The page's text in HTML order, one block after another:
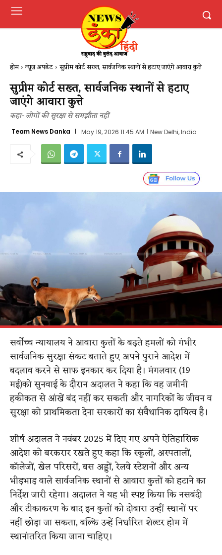
होम न्यूज़ अपडेट सुप्रीम कोर्ट सख्त, सार्वजनिक स्थानों से हटाए जाएंगे आवारा कुत्ते
सुप्रीम कोर्ट सख्त, सार्वजनिक स्थानों से हटाए
जाएंगे आवारा कुत्ते
कहा- लोगों की सुरक्षा से समझौता नहीं
Team News Danka May 19, 2026 11:45 AM New Delhi, India
सर्वोच्च न्यायालय ने आवारा कुत्तों के बढ़ते हमलों को गंभीर
सार्वजनिक सुरक्षा संकट बताते हुए अपने पुराने आदेश में
बदलाव करने से साफ इनकार कर दिया है। मंगलवार (19
मई)को सुनवाई के दौरान अदालत ने कहा कि वह जमीनी
हकीकत से आंखें बंद नहीं कर सकती और नागरिकों के जीवन व
सुरक्षा को प्राथमिकता देना सरकारों का संवैधानिक दायित्व है।
शीर्ष अदालत ने नवंबर 2025 में दिए गए अपने ऐतिहासिक
आदेश को बरकरार रखते हुए कहा कि स्कूलों, अस्पतालों,
कॉलेजों, खेल परिसरों, बस अड्डों, रेलवे स्टेशनों और अन्य
भीड़भाड़ वाले सार्वजनिक स्थानों से आवारा कुत्तों को हटाने का
निर्देश जारी रहेगा। अदालत ने यह भी स्पष्ट किया कि नसबंदी
और टीकाकरण के बाद इन कुत्तों को दोबारा उन्हीं स्थानों पर
नहीं छोड़ा जा सकता, बल्कि उन्हें निर्धारित शेल्टर होम में
स्थानांतरित किया जाना चाहिए।